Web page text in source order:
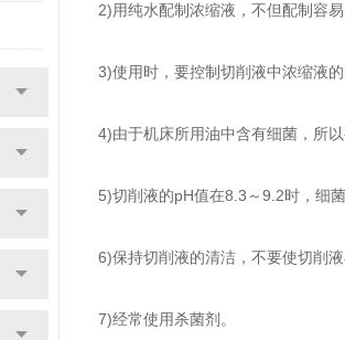
2)用纯水配制浓缩液，不但配制容
3)使用时，要控制切削液中浓缩液
4)由于机床所用油中含有细菌，所
5)切削液的pH值在8.3～9.2时，细
6)保持切削液的清洁，不要使切削
7)经常使用杀菌剂。